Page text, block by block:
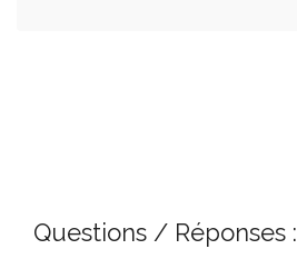
Questions / Réponses :